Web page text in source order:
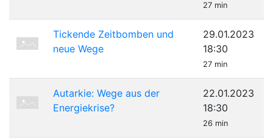
27 min
Tickende Zeitbomben und
neue Wege
29.01.2023
18:30
27 min
Autarkie: Wege aus der
Energiekrise?
22.01.2023
18:30
26 min